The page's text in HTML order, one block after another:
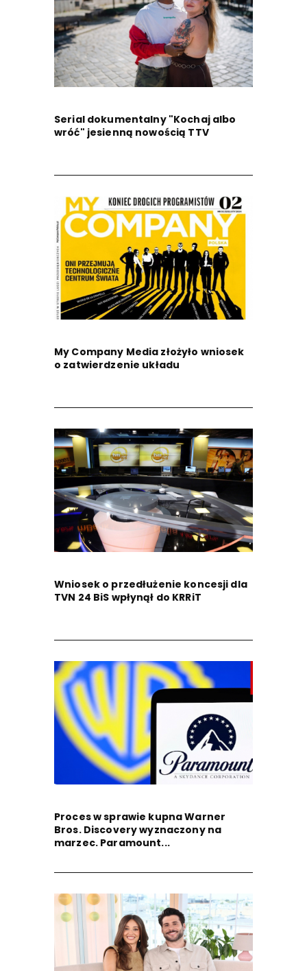
Serial dokumentalny "Kochaj albo
wróć" jesienną nowością TTV
My Company Media złożyło wniosek
o zatwierdzenie układu
Wniosek o przedłużenie koncesji dla
TVN 24 BiS wpłynął do KRRiT
Proces w sprawie kupna Warner
Bros. Discovery wyznaczony na
marzec. Paramount...